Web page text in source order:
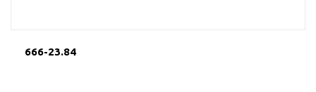
666-23.84